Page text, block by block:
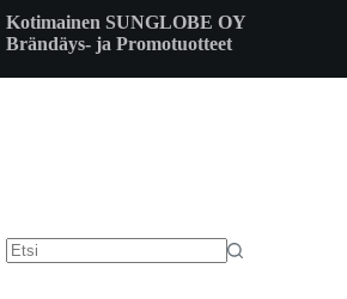
to
content
Kotimainen SUNGLOBE OY
Brändäys- ja Promotuotteet